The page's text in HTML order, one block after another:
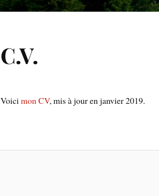
C.V.
Voicimon CV, mis à jour en janvier 2019.